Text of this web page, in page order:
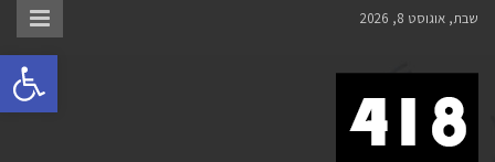
לתוכן
שבת, אוגוסט 8, 2026